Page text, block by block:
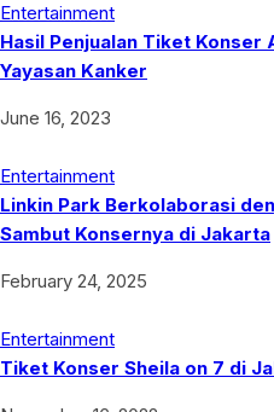
Entertainment
Hasil Penjualan Tiket Konser
Yayasan Kanker
June 16, 2023
Entertainment
Linkin Park Berkolaborasi
Sambut Konsernya di Jakarta
February 24, 2025
Entertainment
Tiket Konser Sheila on 7 di